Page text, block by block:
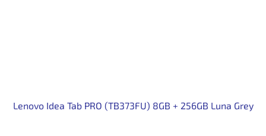
Lenovo Idea Tab PRO (TB373FU) 8GB + 256GB Luna Grey